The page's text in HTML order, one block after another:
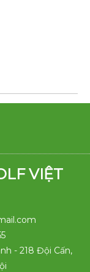
VIỆT
- 218 Đội Cấn,